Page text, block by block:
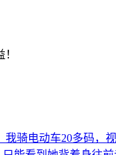
骑电动车20多码，